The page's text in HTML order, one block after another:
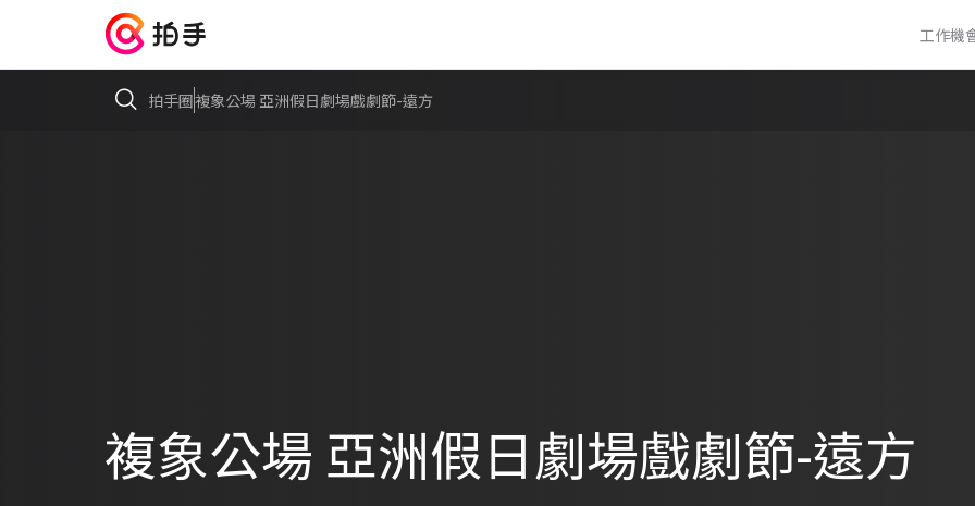
工作機
拍手圈複象公場 亞洲假日劇場戲劇節-遠方
複象公場 亞洲假日劇場戲劇節-遠方